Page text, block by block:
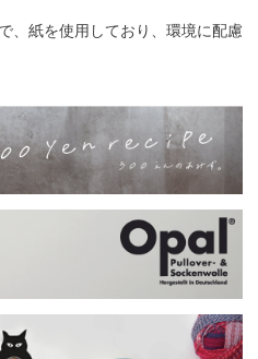
、紙を使用しており、環境に配慮